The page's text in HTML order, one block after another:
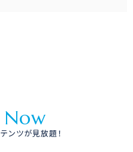
Now
ンツが見放題！